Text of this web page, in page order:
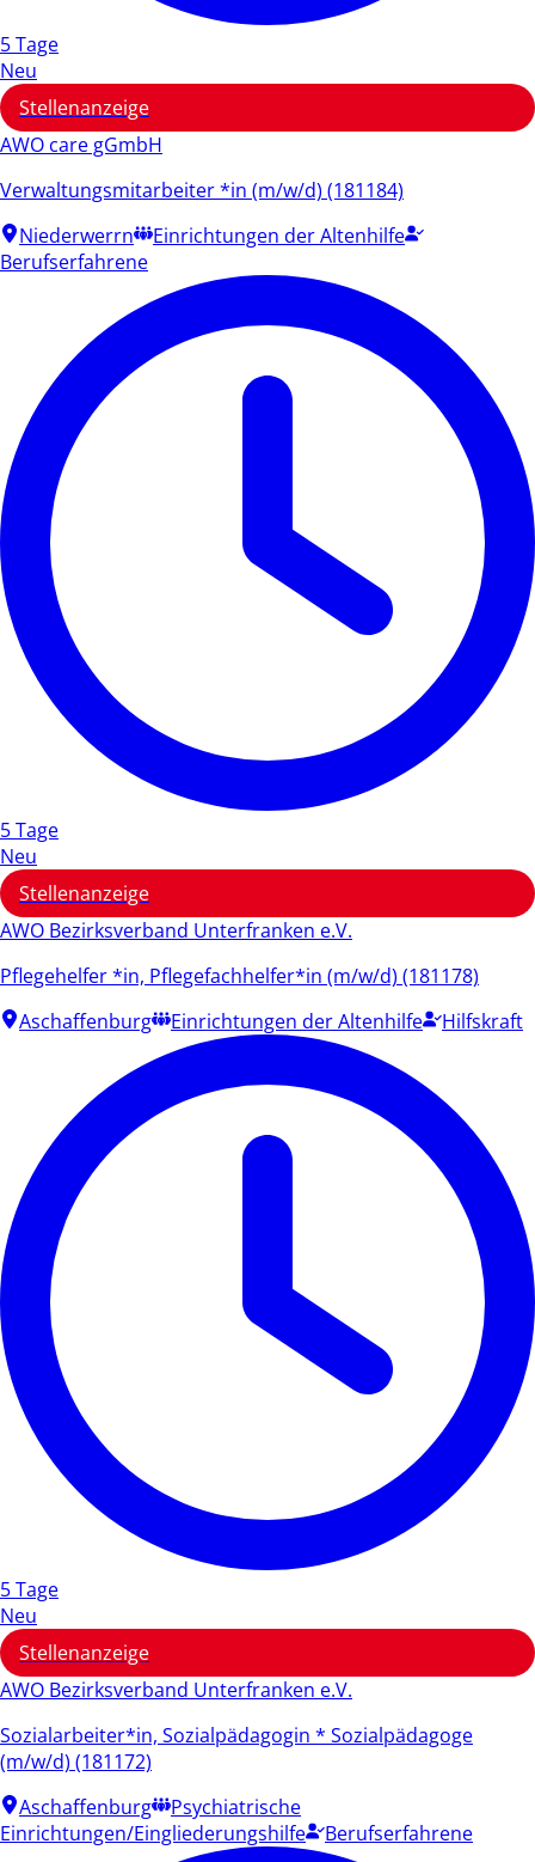
5 Tage
Neu
Stellenanzeige
AWO care gGmbH
Verwaltungsmitarbeiter *in (m/w/d) (181184)
Niederwerrn
Einrichtungen der Altenhilfe
Berufserfahrene
5 Tage
Neu
Stellenanzeige
AWO Bezirksverband Unterfranken e.V.
Pflegehelfer *in, Pflegefachhelfer*in (m/w/d) (181178)
Aschaffenburg
Einrichtungen der Altenhilfe Hilfskraft
5 Tage
Neu
Stellenanzeige
AWO Bezirksverband Unterfranken e.V.
Sozialarbeiter*in, Sozialpädagogin * Sozialpädagoge
(m/w/d) (181172)
Aschaffenburg
Psychiatrische
Einrichtungen/Eingliederungshilfe
Berufserfahrene